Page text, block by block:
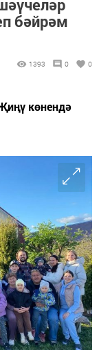
бәйрәм
1393 0 0
көнендә